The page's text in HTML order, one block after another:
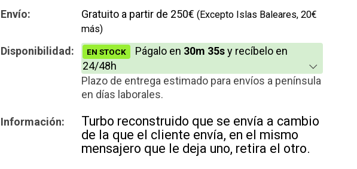
Reconstrucción
Envío:
Gratuito a partir de 250€ (Excepto Islas Baleares, 20€
más)
Disponibilidad: EN STOCK Págalo en 30m 35sy recíbelo en
24/48h
Plazo de entrega estimado para envíos a península
en días laborales.
Información:
Turbo reconstruido que se envía a cambio
de la que el cliente envía, en el mismo
mensajero que le deja uno, retira el otro.